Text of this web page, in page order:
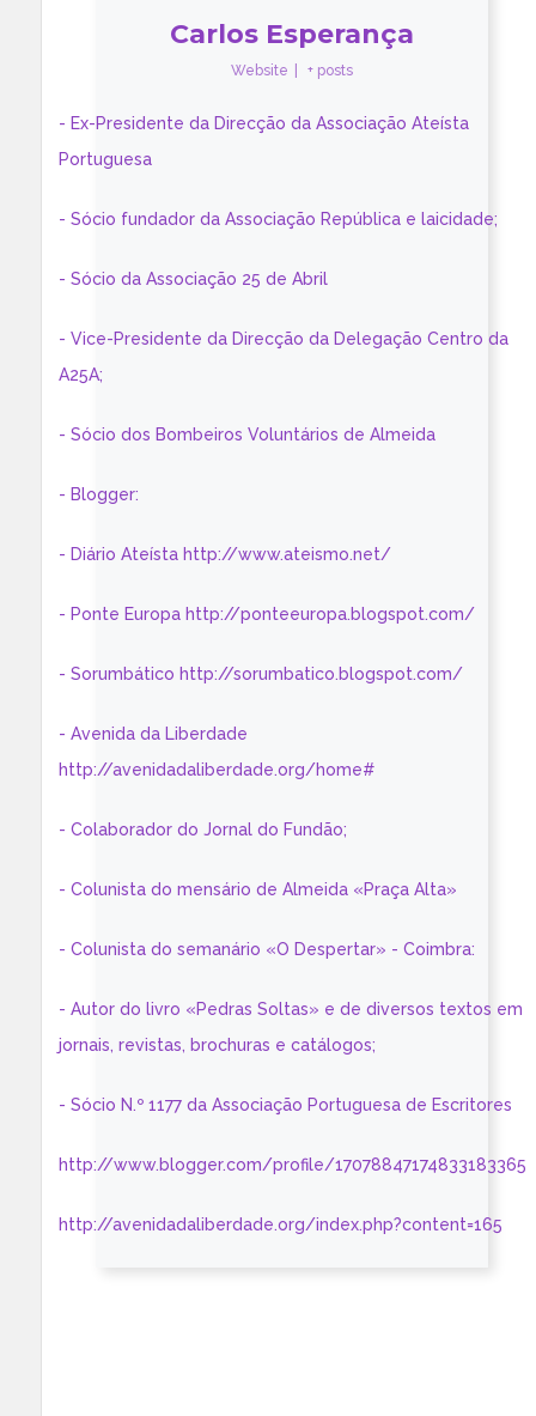
Carlos Esperança
Website + posts
- Ex-Presidente da Direcção da Associação Ateísta
Portuguesa
- Sócio fundador da Associação República e laicidade;
- Sócio da Associação 25 de Abril
- Vice-Presidente da Direcção da Delegação Centro da
A25A;
- Sócio dos Bombeiros Voluntários de Almeida
- Blogger:
- Diário Ateísta http://www.ateismo.net/
- Ponte Europa http://ponteeuropa.blogspot.com/
- Sorumbático http://sorumbatico.blogspot.com/
- Avenida da Liberdade
http://avenidadaliberdade.org/home#
- Colaborador do Jornal do Fundão;
- Colunista do mensário de Almeida «Praça Alta»
- Colunista do semanário «O Despertar» - Coimbra:
- Autor do livro «Pedras Soltas» e de diversos textos em
jornais, revistas, brochuras e catálogos;
- Sócio N.º 1177 da Associação Portuguesa de Escritores
http://www.blogger.com/profile/17078847174833183365
http://avenidadaliberdade.org/index.php?content=165